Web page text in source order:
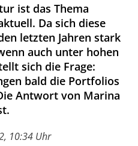
ist das Thema
Da sich diese
letzten Jahren stark
auch unter hohen
sich die Frage:
bald die Portfolios
Antwort von Marina
10:34 Uhr